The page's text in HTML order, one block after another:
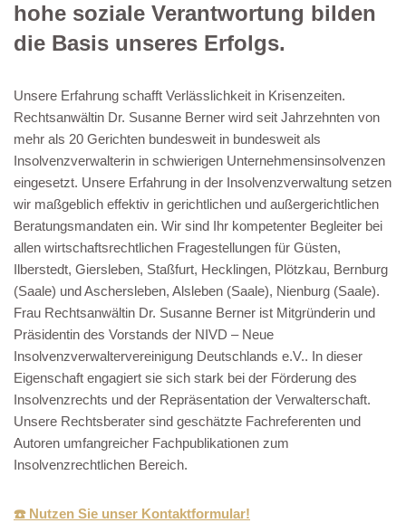
hohe soziale Verantwortung bilden
die Basis unseres Erfolgs.
Unsere Erfahrung schafft Verlässlichkeit in Krisenzeiten.
Rechtsanwältin Dr. Susanne Berner wird seit Jahrzehnten von
mehr als 20 Gerichten bundesweit in bundesweit als
Insolvenzverwalterin in schwierigen Unternehmensinsolvenzen
eingesetzt. Unsere Erfahrung in der Insolvenzverwaltung setzen
wir maßgeblich effektiv in gerichtlichen und außergerichtlichen
Beratungsmandaten ein. Wir sind Ihr kompetenter Begleiter bei
allen wirtschaftsrechtlichen Fragestellungen für Güsten,
Ilberstedt, Giersleben, Staßfurt, Hecklingen, Plötzkau, Bernburg
(Saale) und Aschersleben, Alsleben (Saale), Nienburg (Saale).
Frau Rechtsanwältin Dr. Susanne Berner ist Mitgründerin und
Präsidentin des Vorstands der NIVD – Neue
Insolvenzverwaltervereinigung Deutschlands e.V.. In dieser
Eigenschaft engagiert sie sich stark bei der Förderung des
Insolvenzrechts und der Repräsentation der Verwalterschaft.
Unsere Rechtsberater sind geschätzte Fachreferenten und
Autoren umfangreicher Fachpublikationen zum
Insolvenzrechtlichen Bereich.
☎️ Nutzen Sie unser Kontaktformular!